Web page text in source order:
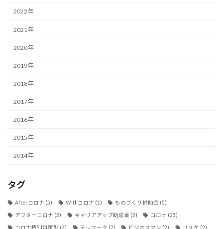
2022年
2021年
2020年
2019年
2018年
2017年
2016年
2015年
2014年
タグ
Afterコロナ (5) Withコロナ (1) ものづくり補助金 (5)
アフターコロナ (2) キャリアアップ助成金 (2) コロナ (28)
コロナ特別対策型 (2) テレワーク (2) ビジネスマン (2) リスケ (2)